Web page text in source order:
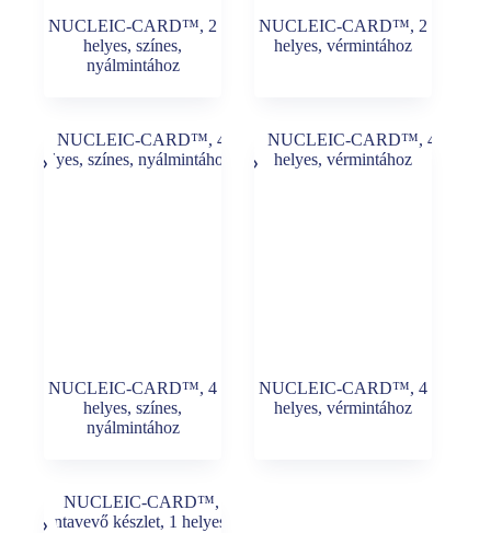
NUCLEIC-CARD™, 2
helyes, színes,
nyálmintához
NUCLEIC-CARD™, 2
helyes, vérmintához
NUCLEIC-CARD™, 4
helyes, színes,
nyálmintához
NUCLEIC-CARD™, 4
helyes, vérmintához